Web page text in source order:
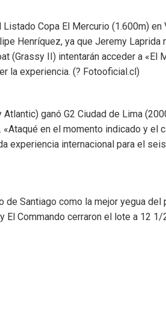
Copa El Mercurio (1.600m)
Henríquez, ya que Jeremy
II) intentarán acceder a «El
la experiencia. (? Fotooficial.cl)
ganó G2 Ciudad de Lima
. «Ataqué en el momento indicado y el
experiencia internacional para el
Santiago como la mejor yegua
Commando cerraron el lote a 12